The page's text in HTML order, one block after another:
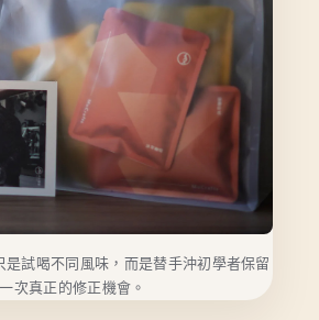
是試喝不同風味，而是替手沖初學者保留
一次真正的修正機會。